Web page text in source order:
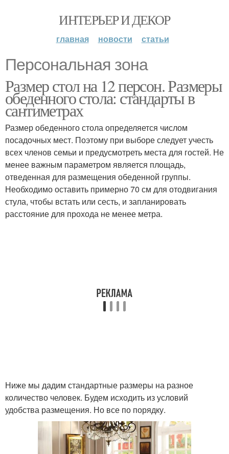
ИНТЕРЬЕР И ДЕКОР
главная новости статьи
Персональная зона
Размер стол на 12 персон. Размеры
обеденного стола: стандарты в
сантиметрах
Размер обеденного стола определяется числом
посадочных мест. Поэтому при выборе следует учесть
всех членов семьи и предусмотреть места для гостей. Не
менее важным параметром является площадь,
отведенная для размещения обеденной группы.
Необходимо оставить примерно 70 см для отодвигания
стула, чтобы встать или сесть, и запланировать
расстояние для прохода не менее метра.
Ниже мы дадим стандартные размеры на разное
количество человек. Будем исходить из условий
удобства размещения. Но все по порядку.